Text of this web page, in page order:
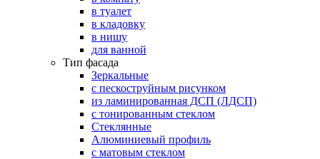
в туалет
в кладовку
в нишу
для ванной
Тип фасада
Зеркальные
с пескоструйным рисунком
из ламинированная ДСП (ЛДСП)
с тонированным стеклом
Стеклянные
Алюминиевый профиль
с матовым стеклом